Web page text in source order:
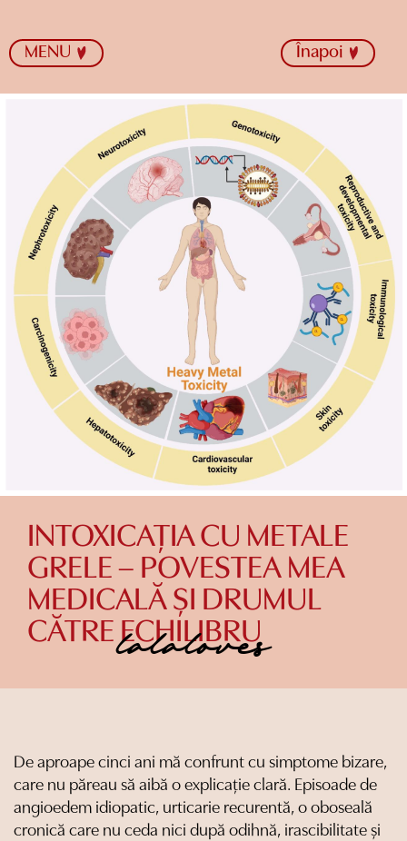
MENU Înapoi
INTOXICAȚIA CU METALE
GRELE – POVESTEA MEA
MEDICALĂ ȘI DRUMUL
CĂTRE ECHILIBRU
lalaloves
De aproape cinci ani mă confrunt cu simptome bizare,
care nu păreau să aibă o explicație clară. Episoade de
angioedem idiopatic, urticarie recurentă, o oboseală
cronică care nu ceda nici după odihnă, irascibilitate și